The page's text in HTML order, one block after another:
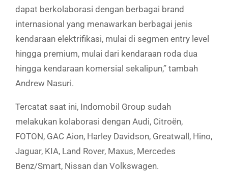
dapat berkolaborasi dengan berbagai brand
internasional yang menawarkan berbagai jenis
kendaraan elektrifikasi, mulai di segmen entry level
hingga premium, mulai dari kendaraan roda dua
hingga kendaraan komersial sekalipun,” tambah
Andrew Nasuri.
Tercatat saat ini, Indomobil Group sudah
melakukan kolaborasi dengan Audi, Citroën,
FOTON, GAC Aion, Harley Davidson, Greatwall, Hino,
Jaguar, KIA, Land Rover, Maxus, Mercedes
Benz/Smart, Nissan dan Volkswagen.